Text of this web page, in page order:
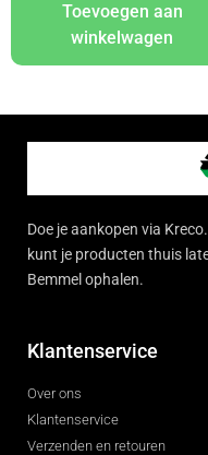
Toevoegen aan
winkelwagen
Doe je aankopen via
kunt je producten thuis
Bemmel ophalen.
Klantenservice
Over ons
Klantenservice
Verzenden en retouren